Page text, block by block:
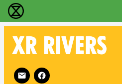
Extinction Rebellion - Home
XR RIVERS
Follow XR Rivers on